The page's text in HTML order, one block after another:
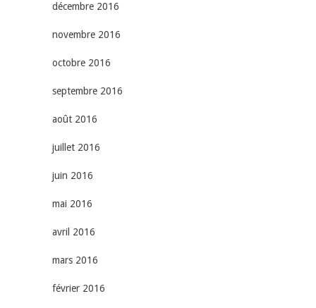
décembre 2016
novembre 2016
octobre 2016
septembre 2016
août 2016
juillet 2016
juin 2016
mai 2016
avril 2016
mars 2016
février 2016